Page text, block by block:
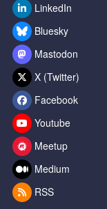
LinkedIn
Bluesky
Mastodon
X (Twitter)
Facebook
Youtube
Meetup
Medium
RSS